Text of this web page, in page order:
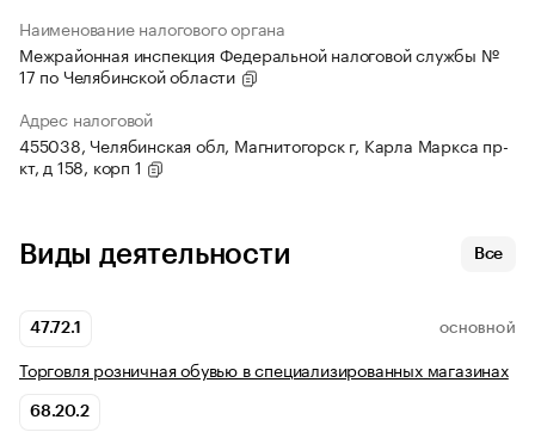
Наименование налогового органа
Межрайонная инспекция Федеральной налоговой службы №
17 по Челябинской области
Адрес налоговой
455038, Челябинская обл, Магнитогорск г, Карла Маркса пр-
кт, д 158, корп 1
Виды деятельности Все
47.72.1 ОСНОВНОЙ
Торговля розничная обувью в специализированных магазинах
68.20.2